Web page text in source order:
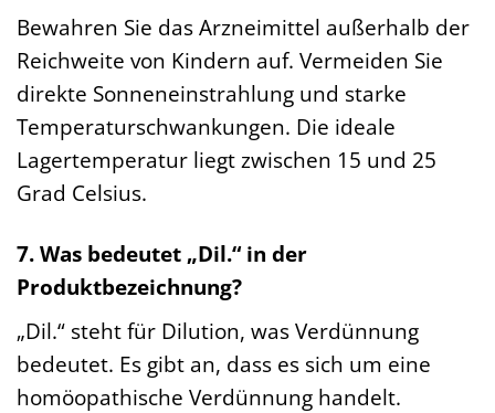
Bewahren Sie das Arzneimittel außerhalb der
Reichweite von Kindern auf. Vermeiden Sie
direkte Sonneneinstrahlung und starke
Temperaturschwankungen. Die ideale
Lagertemperatur liegt zwischen 15 und 25
Grad Celsius.
7. Was bedeutet „Dil.“ in der
Produktbezeichnung?
„Dil.“ steht für Dilution, was Verdünnung
bedeutet. Es gibt an, dass es sich um eine
homöopathische Verdünnung handelt.